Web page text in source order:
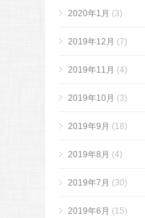
2020年1月 (3)
2019年12月 (7)
2019年11月 (4)
2019年10月 (3)
2019年9月 (18)
2019年8月 (4)
2019年7月 (30)
2019年6月 (15)